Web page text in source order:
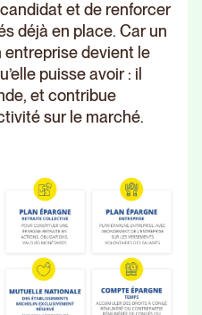
candidat et de renforcer
déjà en place. Car un
devient le
puisse avoir : il
et contribue
sur le marché.